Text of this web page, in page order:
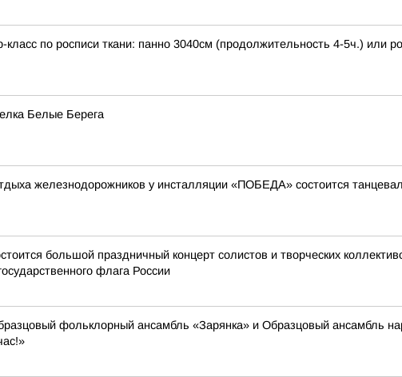
по росписи ткани: панно 3040см (продолжительность 4-5ч.) или
Белые Берега
железнодорожников у инсталляции «ПОБЕДА» состоится
большой праздничный концерт солистов и творческих
флага России
фольклорный ансамбль «Зарянка» и Образцовый ансамбль